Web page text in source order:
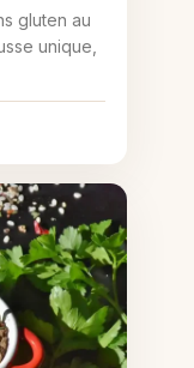
gluten au
unique,